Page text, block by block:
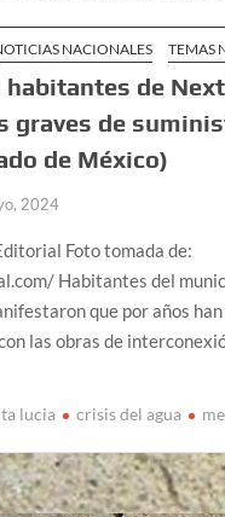
NACIONALES TEMAS
habitantes de
graves de
de México)
2024
Foto tomada de:
Habitantes del
que por años
las obras de
lucia crisis del agua